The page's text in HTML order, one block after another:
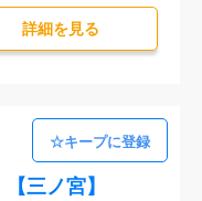
詳細を⾒る
三ノ宮】